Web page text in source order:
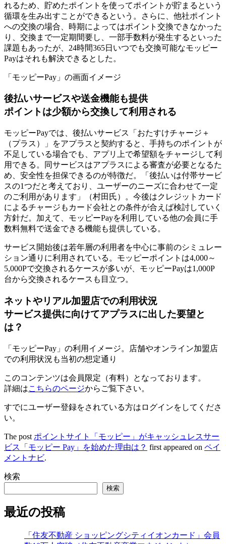
れるため、貯めたポイントを使ってポイントが貯まるという
循環を生み出すことができるという。さらに、他社ポイント
への交換の場合、時期によってはポイント交換できなかった
り、交換まで一定期間要し、一部手数料が発生するといった
課題もあったが、24時間365日いつでも交換可能なモッピー
Payはそれも解決できるとした。
「モッピーPay」の画面イメージ
後払いサービスや送金機能も提供
ポイントは少額から交換して利用される
モッピーPayでは、後払いサービス「おたすけチャージ＋
（プラス）」をアプラスと契約すると、手持ちのポイントが
不足している場合でも、アプリ上で希望額をチャージして利
用できる。同サービスはアプラスによる審査が必要となるた
め、安全性を担保できるのが特徴だ。「後払いは付帯サービ
スの1つだと考えており、ユーザーのニーズに合わせて一定
のご利用があります」（村田氏）。今後はクレジットカード
によるチャージもカード会社との条件が合えば検討していく
方針だ。加えて、モッピーPayを利用している他の会員に手
数料無料で送金できる機能も提供している。
サービス開始後は若年層の利用者を中心に事前のシミュレー
ション通りに利用されている。モッピーポイントは4,000～
5,000Pで交換されるケースが多いが、モッピーPayは1,000P
台から交換されるケースも目立つ。
ネットやリアル加盟店での利用状況
サービス提供に向けてアプラスに出した要望と
は？
「モッピーPay」の利用イメージ。店舗やオンライン加盟店
での利用状況も当初の想定通り
このコンテンツは会員限定（有料）となっております。
詳細はこちらのページからご覧下さい。
すでにユーザー登録をされている方は ログインをしてくださ
い。
The post ポイントサイト「モッピー」がキャッシュレスサー
ビス「モッピー Pay」を始めた理由は？ first appeared on ペイ
メントナビ.
検索
検索
最近の投稿
「住友不動産 ショッピングシティイオンカード」会員